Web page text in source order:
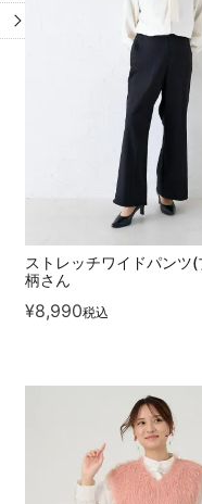
ストレッチワイドパンツ
柄さん
¥8,990税込